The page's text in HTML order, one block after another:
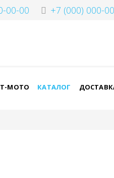
00-00 +7 (000) 000-
МОТО КАТАЛОГ